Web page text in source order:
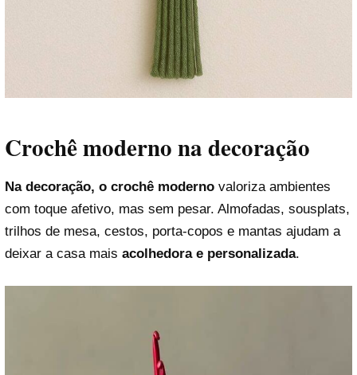
Crochê moderno na decoração
Na decoração, o crochê moderno valoriza ambientes
com toque afetivo, mas sem pesar. Almofadas, sousplats,
trilhos de mesa, cestos, porta-copos e mantas ajudam a
deixar a casa mais acolhedora e personalizada.